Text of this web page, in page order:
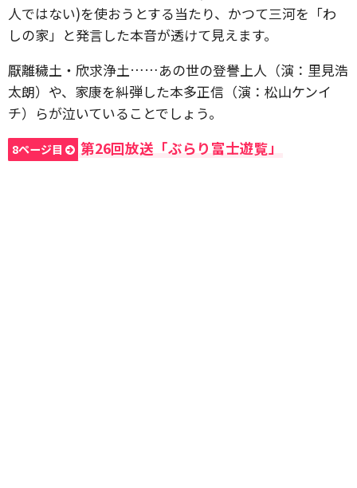
人ではない)を使おうとする当たり、かつて三河を「わ
しの家」と発言した本音が透けて見えます。
厭離穢土・欣求浄土……あの世の登譽上人（演：里見浩
太朗）や、家康を糾弾した本多正信（演：松山ケンイ
チ）らが泣いていることでしょう。
8ページ目 第26回放送「ぶらり富士遊覧」